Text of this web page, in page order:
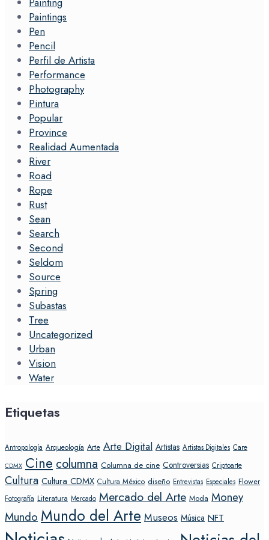
Paintings
Pen
Pencil
Perfil de Artista
Performance
Photography
Pintura
Popular
Province
Realidad Aumentada
River
Road
Rope
Rust
Sean
Search
Second
Seldom
Source
Spring
Subastas
Tree
Uncategorized
Urban
Vision
Water
Etiquetas
Antropología Arqueología Arte Arte Digital Artistas Artistas Digitales Care
CDMX Cine columna Columna de cine Controversias Criptoarte
Cultura Cultura CDMX Cultura México diseño Entrevistas Especiales Flower
Fotografía Literatura Mercado Mercado del Arte Moda Money
Mundo Mundo del Arte Museos Música NFT